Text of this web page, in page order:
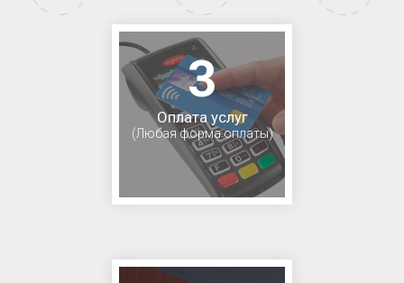
3
Оплата услуг
(Любая форма оплаты)